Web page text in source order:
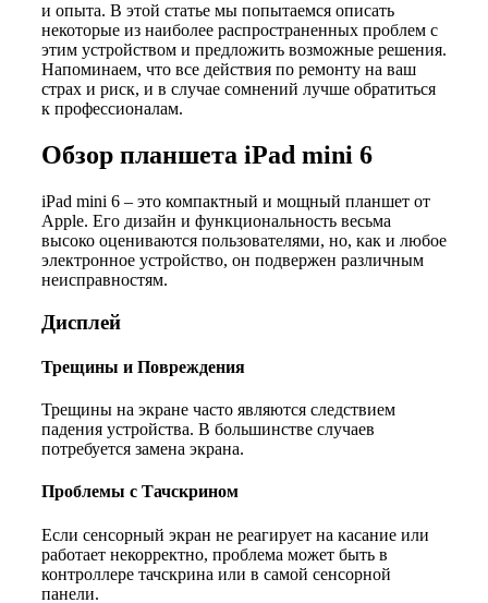
и опыта. В этой статье мы попытаемся описать
некоторые из наиболее распространенных проблем с
этим устройством и предложить возможные решения.
Напоминаем, что все действия по ремонту на ваш
страх и риск, и в случае сомнений лучше обратиться
к профессионалам.
Обзор планшета iPad mini 6
iPad mini 6 – это компактный и мощный планшет от
Apple. Его дизайн и функциональность весьма
высоко оцениваются пользователями, но, как и любое
электронное устройство, он подвержен различным
неисправностям.
Дисплей
Трещины и Повреждения
Трещины на экране часто являются следствием
падения устройства. В большинстве случаев
потребуется замена экрана.
Проблемы с Тачскрином
Если сенсорный экран не реагирует на касание или
работает некорректно, проблема может быть в
контроллере тачскрина или в самой сенсорной
панели.